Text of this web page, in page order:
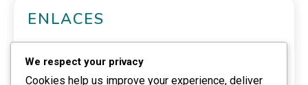
ENLACES
Contáctanos
We respect your privacy
Cookies help us improve your experience, deliver